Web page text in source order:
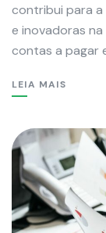
contribui para a
e inovadoras
contas a pagar
LEIA MAIS